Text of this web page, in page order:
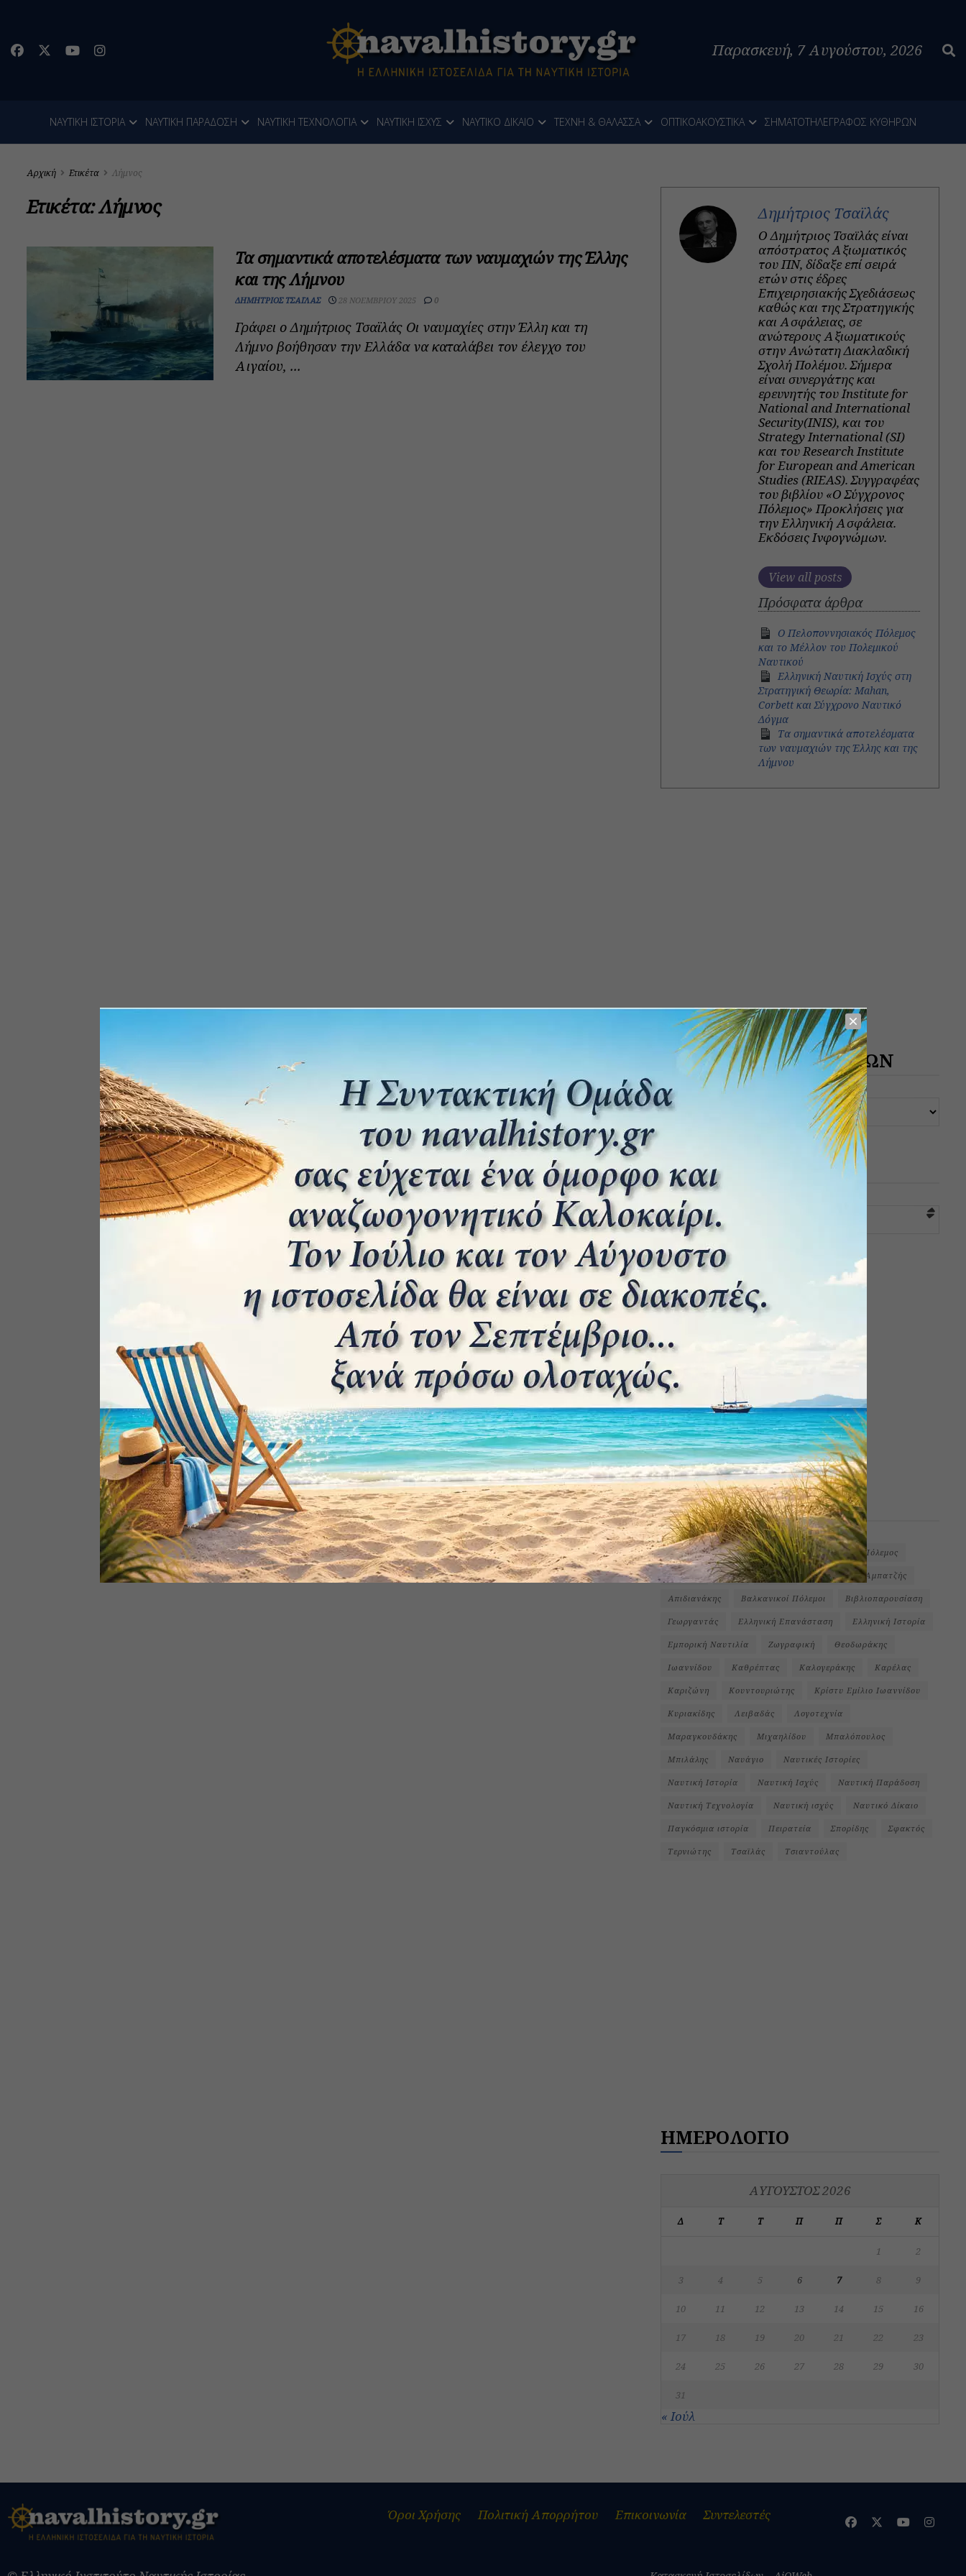
Παρασκευή, 7 Αυγούστου, 2026
ΝΑΥΤΙΚΗ ΙΣΤΟΡΙΑ ΝΑΥΤΙΚΗ ΠΑΡΑΔΟΣΗ ΝΑΥΤΙΚΗ ΤΕΧΝΟΛΟΓΙΑ ΝΑΥΤΙΚΗ ΙΣΧΥΣ ΝΑΥΤΙΚΟ ΔΙΚΑΙΟ ΤΕΧΝΗ & ΘΑΛΑΣΣΑ ΟΠΤΙΚΟΑΚΟΥΣΤΙΚΑ ΣΗΜΑΤΟΤΗΛΕΓΡΑΦΟΣ ΚΥΘΗΡΩΝ
Αρχική Ετικέτα Λήμνος
Ετικέτα:Λήμνος
Τα σημαντικά αποτελέσματα των ναυμαχιών της Έλλης
και της Λήμνου
ΔΗΜΉΤΡΙΟΣ ΤΣΑΪΛΆΣ 28 ΝΟΕΜΒΡΊΟΥ 2025 0
Γράφει ο Δημήτριος Τσαϊλάς Oι ναυμαχίες στην Έλλη και τη
Λήμνο βοήθησαν την Ελλάδα να καταλάβει τον έλεγχο του
Αιγαίου, ...
Δημήτριος Τσαϊλάς
Ο Δημήτριος Τσαϊλάς είναι
απόστρατος Αξιωματικός
του ΠΝ, δίδαξε επί σειρά
ετών στις έδρες
Επιχειρησιακής Σχεδιάσεως
καθώς και της Στρατηγικής
και Ασφάλειας, σε
ανώτερους Αξιωματικούς
στην Ανώτατη Διακλαδική
Σχολή Πολέμου. Σήμερα
είναι συνεργάτης και
ερευνητής του Institute for
National and International
Security(INIS), και του
Strategy International (SI)
και του Research Institute
for European and American
Studies (RIEAS).Συγγραφέας
του βιβλίου «Ο Σύγχρονος
Πόλεμος» Προκλήσεις για
την Ελληνική Ασφάλεια.
Εκδόσεις Ινφογνώμων.
View all posts
Πρόσφατα άρθρα
Ο Πελοποννησιακός Πόλεμος
και το Μέλλον του Πολεμικού
Ναυτικού
Ελληνική Ναυτική Ισχύς στη
Στρατηγική Θεωρία: Mahan,
Corbett και Σύγχρονο Ναυτικό
Δόγμα
Τα σημαντικά αποτελέσματα
των ναυμαχιών της Έλλης και της
Λήμνου
ΑΡΧΕΙΟ ΔΗΜΟΣΙΕΥΣΕΩΝ
ΚΑΤΗΓΟΡΙΕΣ
Επιλογή κατηγορίας
ΕΤΙΚΕΤΕΣ
1ος Παγκόσμιος Πόλεμος 2ος Παγκόσμιος Πόλεμος
Podcast Ύδρα Αίγινα Αβέρωφ Αμπατζής
Απιδιανάκης Βαλκανικοί Πόλεμοι Βιβλιοπαρουσίαση
Γεωργαντάς Ελληνική Επανάσταση Ελληνική Ιστορία
Εμπορική Ναυτιλία Ζωγραφική Θεοδωράκης
Ιωαννίδου Καθρέπτας Καλογεράκης Καρέλας
Καριζώνη Κουντουριώτης Κρίστυ Εμίλιο Ιωαννίδου
Κυριακίδης Λειβαδάς Λογοτεχνία
Μαραγκουδάκης Μιχαηλίδου Μπαλόπουλος
Μπιλάλης Ναυάγιο Ναυτικές Ιστορίες
Ναυτική Ιστορία Ναυτική Ισχύς Ναυτική Παράδοση
Ναυτική Τεχνολογία Ναυτική ισχύς Ναυτικό Δίκαιο
Παγκόσμια ιστορία Πειρατεία Σπορίδης Σφακτός
Τερνιώτης Τσαϊλάς Τσιαντούλας
ΗΜΕΡΟΛΟΓΙΟ
ΑΎΓΟΥΣΤΟΣ 2026
Δ Τ Τ Π Π Σ Κ
1 2
3 4 5 6 7 8 9
10 11 12 13 14 15 16
17 18 19 20 21 22 23
24 25 26 27 28 29 30
31
« Ιούλ
Όροι Χρήσης Πολιτική Απορρήτου Επικοινωνία Συντελεστές